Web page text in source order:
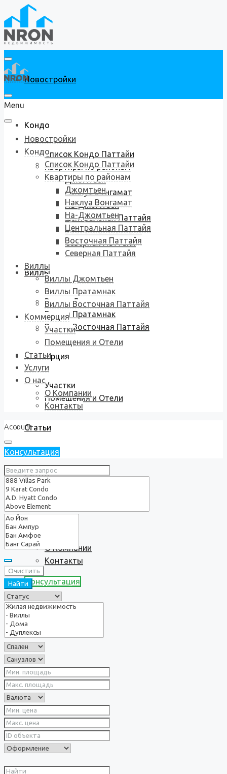
Новостройки
Кондо
Список Кондо Паттайи
Квартиры по районам
Джомтьен
Наклуа Вонгамат
На-Джомтьен
Центральная Паттайя
Восточная Паттайя
Северная Паттайя
Виллы
Виллы Джомтьен
Виллы Пратамнак
Виллы Восточная Паттайя
Коммерция
Участки
Помещения и Отели
Статьи
Услуги
О нас
О Компании
Контакты
Консультация
Menu
Новостройки
Кондо
Список Кондо Паттайи
Квартиры по районам
Джомтьен
Наклуа Вонгамат
На-Джомтьен
Центральная Паттайя
Восточная Паттайя
Северная Паттайя
Виллы
Виллы Джомтьен
Виллы Пратамнак
Виллы Восточная Паттайя
Коммерция
Участки
Помещения и Отели
Статьи
Услуги
О нас
О Компании
Контакты
Account
Консультация
Очистить
Найти